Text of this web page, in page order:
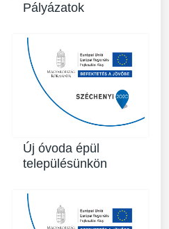
Pályázatok
Új óvoda épül
településünkön